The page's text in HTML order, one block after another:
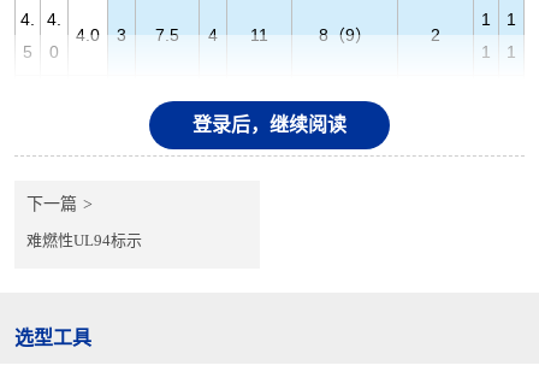
4.
5
4.
0
4.0 3 7.5 4 11 8（9） 2
1
1
1
1
14 4 15
登录后，继续阅读
下一篇
难燃性UL94标示
选型工具